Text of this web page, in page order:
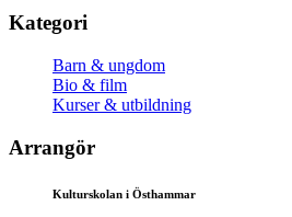
Kategori
Barn & ungdom
Bio & film
Kurser & utbildning
Arrangör
Kulturskolan i Östhammar